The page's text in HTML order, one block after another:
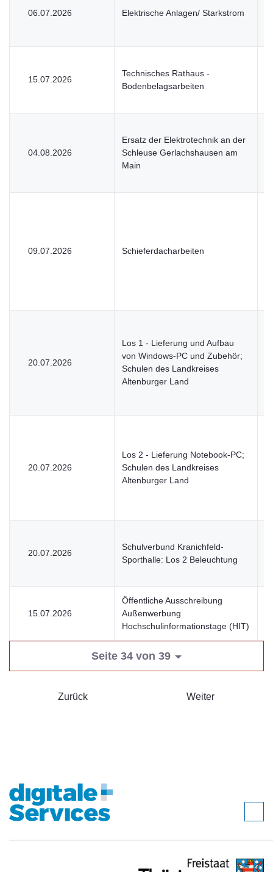
06.07.2026 Elektrische Anlagen/ Starkstrom
15.07.2026
Technisches Rathaus -
Bodenbelagsarbeiten
04.08.2026
Ersatz der Elektrotechnik an der
Schleuse Gerlachshausen am
Main
09.07.2026 Schieferdacharbeiten
20.07.2026
Los 1 - Lieferung und Aufbau
von Windows-PC und Zubehör;
Schulen des Landkreises
Altenburger Land
20.07.2026
Los 2 - Lieferung Notebook-PC;
Schulen des Landkreises
Altenburger Land
20.07.2026
Schulverbund Kranichfeld-
Sporthalle: Los 2 Beleuchtung
15.07.2026
Öffentliche Ausschreibung
Außenwerbung
Hochschulinformationstage (HIT)
Seite 34 von 39
Zurück Weiter